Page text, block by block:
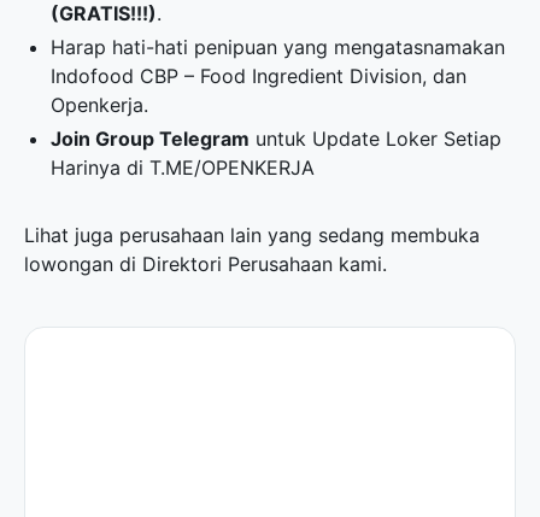
(GRATIS!!!).
Harap hati-hati penipuan yang mengatasnamakan
Indofood CBP – Food Ingredient Division, dan
Openkerja.
Join Group Telegram untuk Update Loker Setiap
Harinya diT.ME/OPENKERJA
Lihat juga perusahaan lain yang sedang membuka
lowongan di Direktori Perusahaan kami.